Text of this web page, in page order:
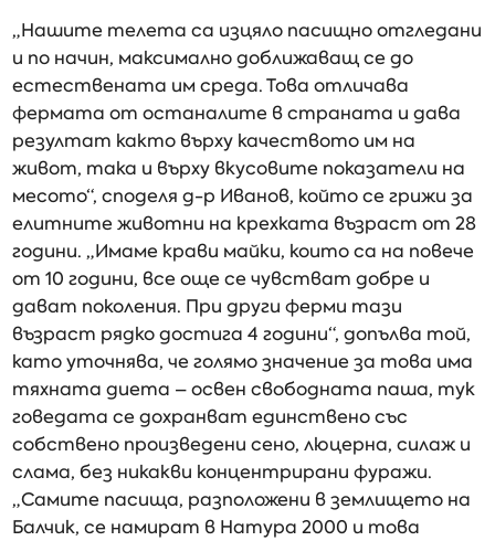
„Нашите телета са изцяло пасищно отгледани
и по начин, максимално доближаващ се до
естествената им среда. Това отличава
фермата от останалите в страната и дава
резултат както върху качеството им на
живот, така и върху вкусовите показатели на
месото“, споделя д-р Иванов, който се грижи за
елитните животни на крехката възраст от 28
години. „Имаме крави майки, които са на повече
от 10 години, все още се чувстват добре и
дават поколения. При други ферми тази
възраст рядко достига 4 години“, допълва той,
като уточнява, че голямо значение за това има
тяхната диета – освен свободната паша, тук
говедата се дохранват единствено със
собствено произведени сено, люцерна, силаж и
слама, без никакви концентрирани фуражи.
„Самите пасища, разположени в землището на
Балчик, се намират в Натура 2000 и това